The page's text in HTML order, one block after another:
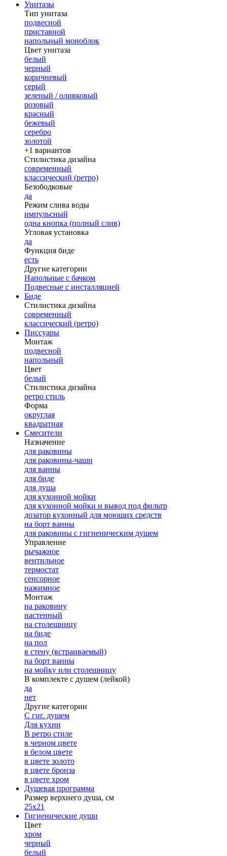
Унитазы
Тип унитаза
подвесной
приставной
напольный моноблок
Цвет унитаза
белый
черный
коричневый
серый
зеленый / оливковый
розовый
красный
бежевый
серебро
золотой
+1 вариантов
Стилистика дизайна
современный
классический (ретро)
Безободковые
да
Режим слива воды
импульсный
одна кнопка (полный слив)
Угловая установка
да
Функция биде
есть
Другие категории
Напольные с бачком
Подвесные с инсталляцией
Биде
Стилистика дизайна
современный
классический (ретро)
Писсуары
Монтаж
подвесной
напольный
Цвет
белый
Стилистика дизайна
ретро стиль
Форма
округлая
квадратная
Смесители
Назначение
для раковины
для раковины-чаши
для ванны
для биде
для душа
для кухонной мойки
для кухонной мойки и вывод под фильтр
дозатор кухонный для моющих средств
на борт ванны
для раковины с гигиеническим душем
Управление
рычажное
вентильное
термостат
сенсорное
нажимное
Монтаж
на раковину
настенный
на столешницу
на биде
на пол
в стену (встраиваемый)
на борт ванны
на мойку или столешницу
В комплекте с душем (лейкой)
да
нет
Другие категории
С гиг. душем
Для кухни
В ретро стиле
в черном цвете
в белом цвете
в цвете золото
в цвете бронза
в цвете хром
Душевая программа
Размер верхнего душа, см
25х21
Гигиенические души
Цвет
хром
черный
белый